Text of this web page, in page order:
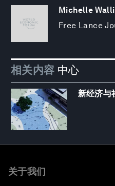
Michelle
Free Lance
相关内容 中心
新经济与
关于我们